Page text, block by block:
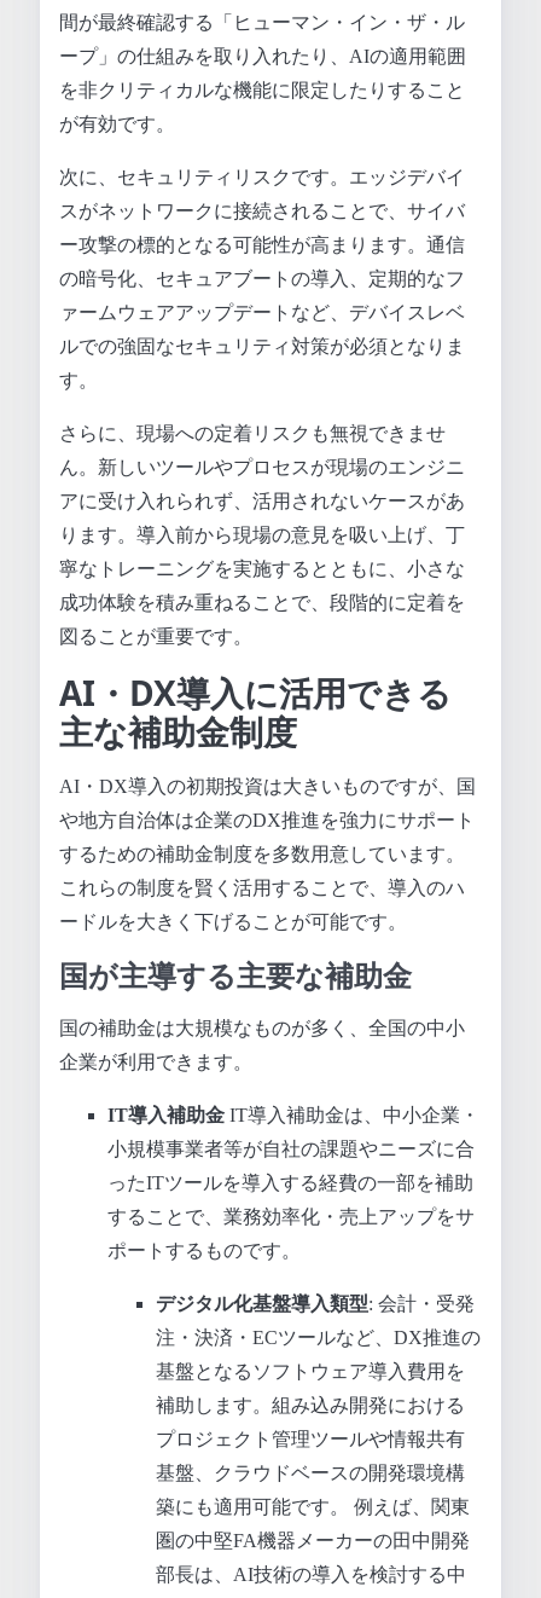
間が最終確認する「ヒューマン・イン・ザ・ル
ープ」の仕組みを取り入れたり、AIの適用範囲
を非クリティカルな機能に限定したりすること
が有効です。
次に、セキュリティリスクです。エッジデバイ
スがネットワークに接続されることで、サイバ
ー攻撃の標的となる可能性が高まります。通信
の暗号化、セキュアブートの導入、定期的なフ
ァームウェアアップデートなど、デバイスレベ
ルでの強固なセキュリティ対策が必須となりま
す。
さらに、現場への定着リスクも無視できませ
ん。新しいツールやプロセスが現場のエンジニ
アに受け入れられず、活用されないケースがあ
ります。導入前から現場の意見を吸い上げ、丁
寧なトレーニングを実施するとともに、小さな
成功体験を積み重ねることで、段階的に定着を
図ることが重要です。
AI・DX導入に活用できる
主な補助金制度
AI・DX導入の初期投資は大きいものですが、国
や地方自治体は企業のDX推進を強力にサポート
するための補助金制度を多数用意しています。
これらの制度を賢く活用することで、導入のハ
ードルを大きく下げることが可能です。
国が主導する主要な補助金
国の補助金は大規模なものが多く、全国の中小
企業が利用できます。
IT導入補助金IT導入補助金は、中小企業・
小規模事業者等が自社の課題やニーズに合
ったITツールを導入する経費の一部を補助
することで、業務効率化・売上アップをサ
ポートするものです。
デジタル化基盤導入類型: 会計・受発
注・決済・ECツールなど、DX推進の
基盤となるソフトウェア導入費用を
補助します。組み込み開発における
プロジェクト管理ツールや情報共有
基盤、クラウドベースの開発環境構
築にも適用可能です。 例えば、関東
圏の中堅FA機器メーカーの田中開発
部長は、AI技術の導入を検討する中